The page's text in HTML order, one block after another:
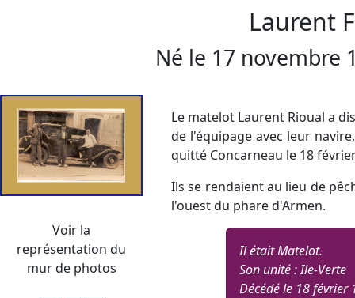
Laurent
Né le 17 novembre
Voir la
représentation du
mur de photos
Le matelot Laurent Rioual a
de l'équipage avec leur
quitté Concarneau le 18
Ils se rendaient au lieu de
l'ouest du phare d'Armen.
Il était Matelot.
Son unité : Ile-Verte
Décédé le 18